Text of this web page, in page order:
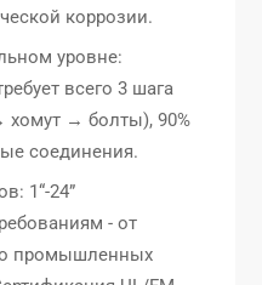
коррозии.
уровне:
всего 3 шага
хомут → болты), 90%
соединения.
1“-24”
- от
промышленных